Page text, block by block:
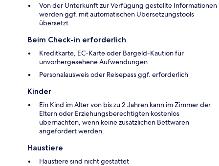
Von der Unterkunft zur Verfügung gestellte Informationen
werden ggf. mit automatischen Übersetzungstools
übersetzt.
Beim Check-in erforderlich
Kreditkarte, EC-Karte oder Bargeld-Kaution für
unvorhergesehene Aufwendungen
Personalausweis oder Reisepass ggf. erforderlich
Kinder
Ein Kind im Alter von bis zu 2 Jahren kann im Zimmer der
Eltern oder Erziehungsberechtigten kostenlos
übernachten, wenn keine zusätzlichen Bettwaren
angefordert werden.
Haustiere
Haustiere sind nicht gestattet